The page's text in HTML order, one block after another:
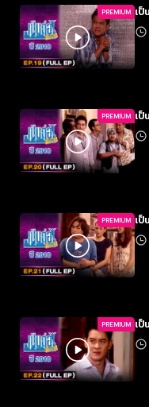
PREMIUM เป็
PREMIUM เ
PREMIUM เป็
PREMIUM เ